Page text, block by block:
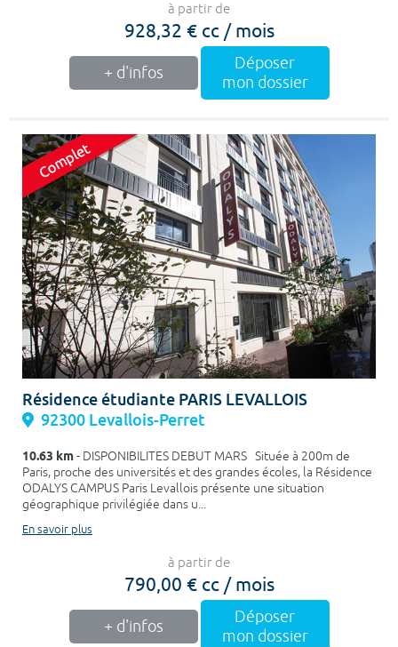
à partir de
928,32 € cc / mois
+ d'infos
Déposer
mon dossier
Résidence étudiante PARIS LEVALLOIS
92300 Levallois-Perret
10.63 km- DISPONIBILITES DEBUT MARS Située à 200m de
Paris, proche des universités et des grandes écoles, la Résidence
ODALYS CAMPUS Paris Levallois présente une situation
géographique privilégiée dans u...
En savoir plus
à partir de
790,00 € cc / mois
+ d'infos
Déposer
mon dossier